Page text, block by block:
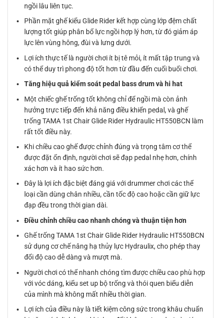
ngồi lâu liên tục.
Phần mặt ghế kiểu Glide Rider kết hợp cùng lớp đệm chất
lượng tốt giúp phân bổ lực ngồi hợp lý hơn, từ đó giảm áp
lực lên vùng hông, đùi và lưng dưới.
Lợi ích thực tế là người chơi ít bị tê mỏi, ít mất tập trung và
có thể duy trì phong độ tốt hơn từ đầu đến cuối buổi chơi.
Tăng hiệu quả kiểm soát pedal bass drum và hi hat
Một chiếc ghế trống tốt không chỉ để ngồi mà còn ảnh
hưởng trực tiếp đến khả năng điều khiển pedal, và ghế
trống TAMA 1st Chair Glide Rider Hydraulic HT550BCN làm
rất tốt điều này.
Khi chiều cao ghế được chỉnh đúng và trọng tâm cơ thể
được đặt ổn định, người chơi sẽ đạp pedal nhẹ hơn, chính
xác hơn và ít hao sức hơn.
Đây là lợi ích đặc biệt đáng giá với drummer chơi các thể
loại cần dùng chân nhiều, cần tốc độ cao hoặc cần giữ lực
đạp đều trong thời gian dài.
Điều chỉnh chiều cao nhanh chóng và thuận tiện hơn
Ghế trống TAMA 1st Chair Glide Rider Hydraulic HT550BCN
sử dụng cơ chế nâng hạ thủy lực Hydraulix, cho phép thay
đổi độ cao dễ dàng và mượt mà.
Người chơi có thể nhanh chóng tìm được chiều cao phù hợp
với vóc dáng, kiểu set up bộ trống và thói quen biểu diễn
của mình mà không mất nhiều thời gian.
Lợi ích của điều này là tiết kiệm công sức trong khâu chuẩn